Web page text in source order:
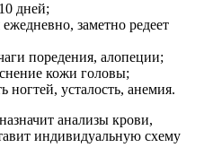
дней;
заметно редеет
поредения, алопеции;
кожи головы;
ногтей, усталость, анемия.
анализы крови,
индивидуальную схему